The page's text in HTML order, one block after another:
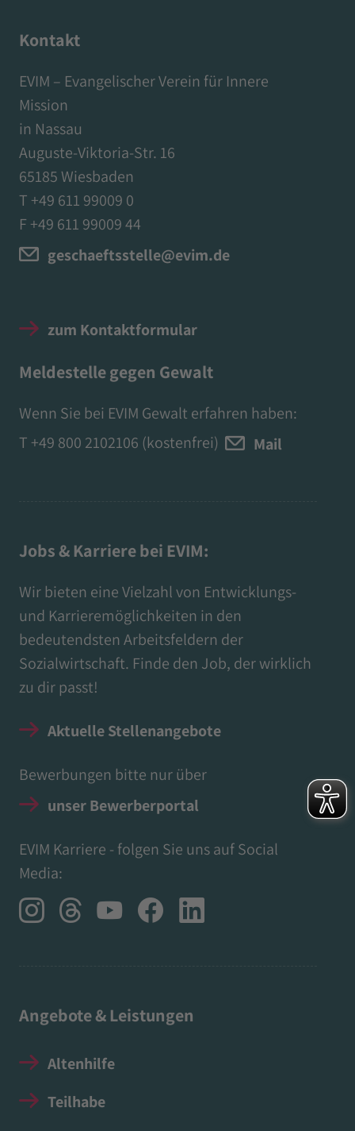
Kontakt
EVIM – Evangelischer Verein für Innere
Mission
in Nassau
Auguste-Viktoria-Str. 16
65185 Wiesbaden
T +49 611 99009 0
F +49 611 99009 44
geschaeftsstelle@evim.de
zum Kontaktformular
Meldestelle gegen Gewalt
Wenn Sie bei EVIM Gewalt erfahren haben:
T +49 800 2102106 (kostenfrei) Mail
Jobs & Karriere bei EVIM:
Wir bieten eine Vielzahl von Entwicklungs-
und Karrieremöglichkeiten in den
bedeutendsten Arbeitsfeldern der
Sozialwirtschaft. Finde den Job, der wirklich
zu dir passt!
Aktuelle Stellenangebote
Bewerbungen bitte nur über
unser Bewerberportal
EVIM Karriere - folgen Sie uns auf Social
Media:
Angebote & Leistungen
Altenhilfe
Teilhabe